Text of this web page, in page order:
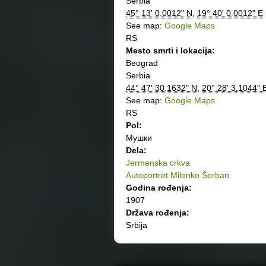
45° 13' 0.0012" N
19° 40' 0.0012" E
See map: Google Maps
RS
Mesto smrti i lokacija:
Beograd
Serbia
44° 47' 30.1632" N
20° 28' 3.1044"
See map: Google Maps
RS
Pol:
Мушки
Dela:
Jermenska crkva
Autoportret Milenko Šerban
Godina rođenja:
1907
Država rođenja:
Srbija